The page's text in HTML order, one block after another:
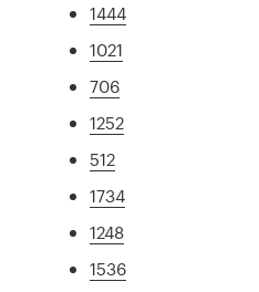
1444
1021
706
1252
512
1734
1248
1536